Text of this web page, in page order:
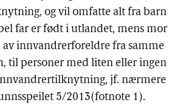
og vil omfatte alt fra barn
far er født i utlandet, mens mor
av innvandrerforeldre fra samme
til personer med liten eller ingen
jf. nærmere
5/2013(fotnote 1).